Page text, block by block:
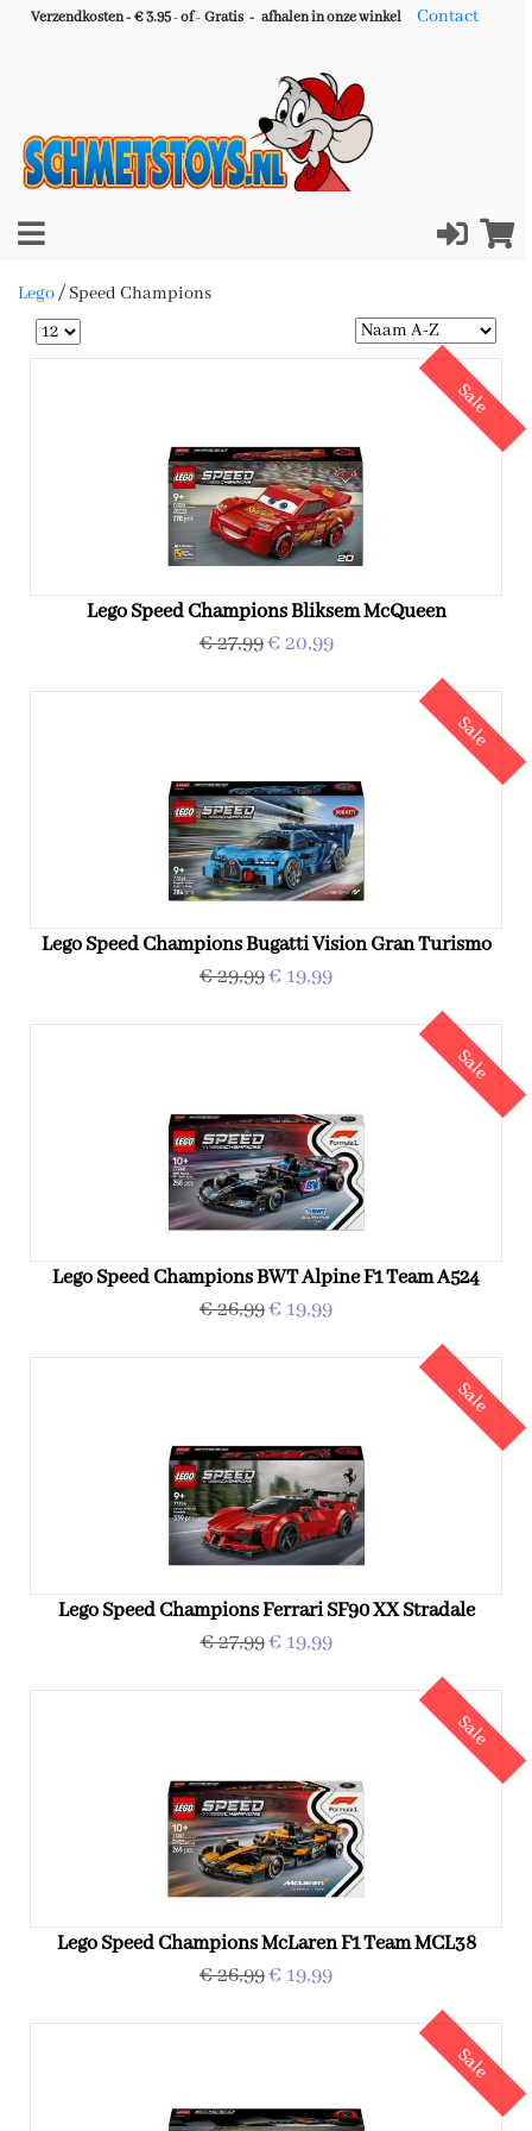
Verzendkosten - € 3.95-of- Gratis - afhalen in onze winkel Contact
Lego/ Speed Champions
Sale
Lego Speed Champions Bliksem McQueen
€ 27,99€ 20,99
Sale
Lego Speed Champions Bugatti Vision Gran Turismo
€ 29,99€ 19,99
Sale
Lego Speed Champions BWT Alpine F1 Team A524
€ 26,99€ 19,99
Sale
Lego Speed Champions Ferrari SF90 XX Stradale
€ 27,99€ 19,99
Sale
Lego Speed Champions McLaren F1 Team MCL38
€ 26,99€ 19,99
Sale